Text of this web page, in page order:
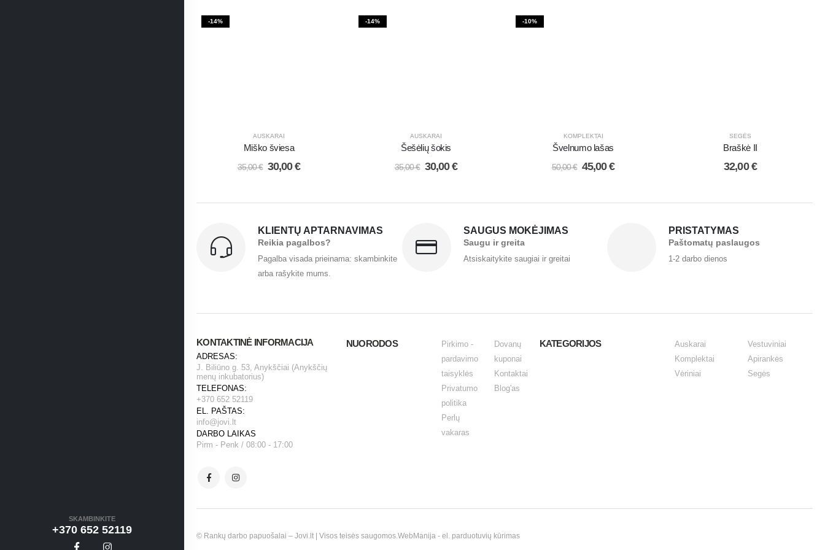
SKAMBINKITE
+370 652 52119
-14%
AUSKARAI
Miško šviesa
35,00€ 30,00€
-14%
AUSKARAI
Šešėlių šokis
35,00€ 30,00€
-10%
KOMPLEKTAI
Švelnumo lašas
50,00€ 45,00€
SEGĖS
Braškė II
32,00€
KLIENTŲ APTARNAVIMAS
Reikia pagalbos?
Pagalba visada prieinama: skambinkite
arba rašykite mums.
SAUGUS MOKĖJIMAS
Saugu ir greita
Atsiskaitykite saugiai ir greitai
PRISTATYMAS
Paštomatų paslaugos
1-2 darbo dienos
KONTAKTINĖ INFORMACIJA
ADRESAS:
J. Biliūno g. 53, Anykščiai (Anykščių
menų inkubatorius)
TELEFONAS:
+370 652 52119
EL. PAŠTAS:
info@jovi.lt
DARBO LAIKAS
Pirm - Penk / 08:00 - 17:00
NUORODOS
Pirkimo -
pardavimo
taisyklės
Privatumo
politika
Perlų
vakaras
Dovanų
kuponai
Kontaktai
Blog'as
KATEGORIJOS
Auskarai
Komplektai
Vėriniai
Vestuviniai
Apirankės
Segės
© Rankų darbo papuošalai – Jovi.lt | Visos teisės saugomos. WebManija - el. parduotuvių kūrimas